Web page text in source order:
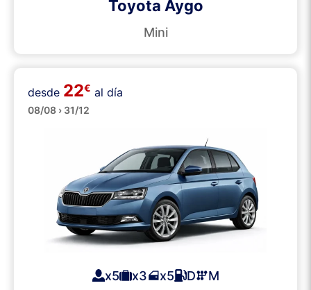
Toyota Aygo
Mini
Medianos
desde 22€ al día
08/08 › 31/12
x5 x3 x5 D M